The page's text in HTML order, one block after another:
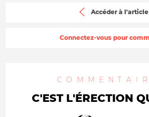
Accéder à l'article
Connectez-vous pour
C'EST L'ÉRECTION